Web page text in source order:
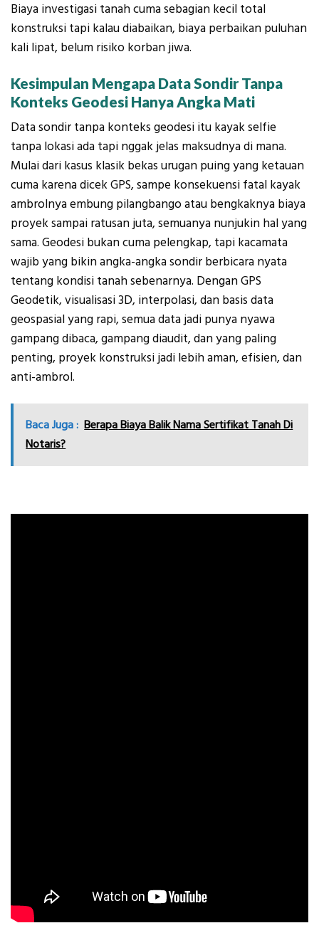
Biaya investigasi tanah cuma sebagian kecil total
konstruksi tapi kalau diabaikan, biaya perbaikan puluhan
kali lipat, belum risiko korban jiwa.
Kesimpulan Mengapa Data Sondir Tanpa
Konteks Geodesi Hanya Angka Mati
Data sondir tanpa konteks geodesi itu kayak selfie
tanpa lokasi ada tapi nggak jelas maksudnya di mana.
Mulai dari kasus klasik bekas urugan puing yang ketauan
cuma karena dicek GPS, sampe konsekuensi fatal kayak
ambrolnya embung pilangbango atau bengkaknya biaya
proyek sampai ratusan juta, semuanya nunjukin hal yang
sama. Geodesi bukan cuma pelengkap, tapi kacamata
wajib yang bikin angka-angka sondir berbicara nyata
tentang kondisi tanah sebenarnya. Dengan GPS
Geodetik, visualisasi 3D, interpolasi, dan basis data
geospasial yang rapi, semua data jadi punya nyawa
gampang dibaca, gampang diaudit, dan yang paling
penting, proyek konstruksi jadi lebih aman, efisien, dan
anti-ambrol.
Baca Juga : Berapa Biaya Balik Nama Sertifikat Tanah Di
Notaris?